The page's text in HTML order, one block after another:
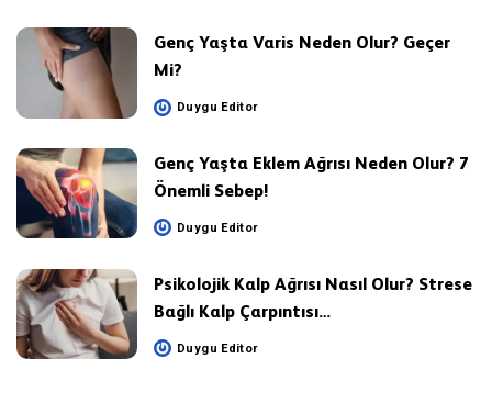
Genç Yaşta Varis Neden Olur? Geçer
Mi?
PostedDuygu Editor
Genç Yaşta Eklem Ağrısı Neden Olur? 7
Önemli Sebep!
PostedDuygu Editor
Psikolojik Kalp Ağrısı Nasıl Olur? Strese
Bağlı Kalp Çarpıntısı…
PostedDuygu Editor